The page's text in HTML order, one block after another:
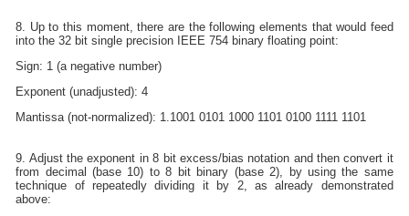
8. Up to this moment, there are the following elements that would feed
into the 32 bit single precision IEEE 754 binary floating point:
Sign: 1 (a negative number)
Exponent (unadjusted): 4
Mantissa (not-normalized): 1.1001 0101 1000 1101 0100 1111 1101
9. Adjust the exponent in 8 bit excess/bias notation and then convert it
from decimal (base 10) to 8 bit binary (base 2), by using the same
technique of repeatedly dividing it by 2, as already demonstrated
above: